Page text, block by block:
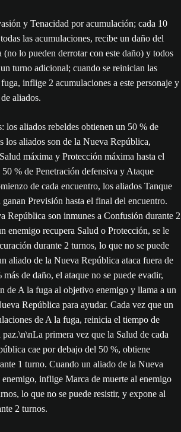
y Tenacidad por acumulación; cada 10
las acumulaciones, recibe un daño del
(no lo pueden derrotar con este daño) y todos
turno adicional; cuando se reinician las
inflige 2 acumulaciones a este personaje y
aliados.
los aliados rebeldes obtienen un 50 % de
los aliados son de la Nueva República,
máxima y Protección máxima hasta el
% de Penetración defensiva y Ataque
de cada encuentro, los aliados Tanque
Previsión hasta el final del encuentro.
República son inmunes a Confusión durante 2
enemigo recupera Salud o Protección, se le
durante 2 turnos, lo que no se puede
aliado de la Nueva República ataca fuera de
de daño, el ataque no se puede evadir,
de A la fuga al objetivo enemigo y llama a un
República para ayudar. Cada vez que un
de A la fuga, reinicia el tiempo de
primera vez que la Salud de cada
cae por debajo del 50 %, obtiene
1 turno. Cuando un aliado de la Nueva
inflige Marca de muerte al enemigo
lo que no se puede resistir, y expone al
2 turnos.